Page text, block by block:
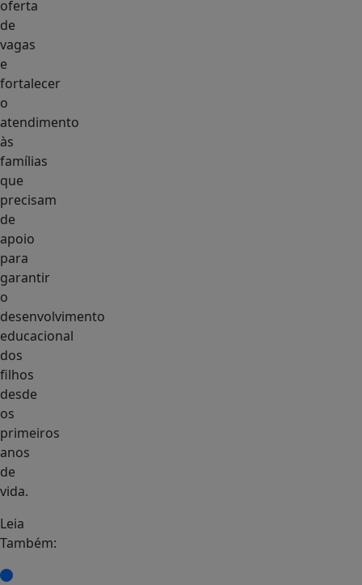
oferta
de
vagas
e
fortalecer
o
atendimento
às
famílias
que
precisam
de
apoio
para
garantir
o
desenvolvimento
educacional
dos
filhos
desde
os
primeiros
anos
de
vida.
Leia
Também: